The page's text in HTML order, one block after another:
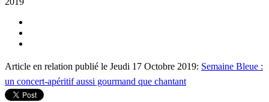
Article en relation publié le Jeudi 17 Octobre 2019: Semaine Bleue :
un concert-apéritif aussi gourmand que chantant